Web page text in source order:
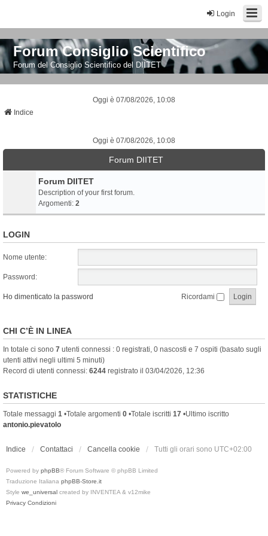
Login
Forum Consiglio Scientifico
Forum del Consiglio Scientifico del DIITET
Oggi è 07/08/2026, 10:08
Indice
Oggi è 07/08/2026, 10:08
Forum DIITET
Forum DIITET
Description of your first forum.
Argomenti: 2
LOGIN
Nome utente:
Password:
Ho dimenticato la password Ricordami
CHI C’È IN LINEA
In totale ci sono 7 utenti connessi : 0 registrati, 0 nascosti e 7 ospiti (basato sugli
utenti attivi negli ultimi 5 minuti)
Record di utenti connessi: 6244 registrato il 03/04/2026, 12:36
STATISTICHE
Totale messaggi 1 •Totale argomenti 0 •Totale iscritti 17 •Ultimo iscritto
antonio.pievatolo
Indice Contattaci Cancella cookie Tutti gli orari sono UTC+02:00
Powered by phpBB® Forum Software © phpBB Limited
Traduzione Italiana phpBB-Store.it
Style we_universal created by INVENTEA & v12mike
Privacy Condizioni